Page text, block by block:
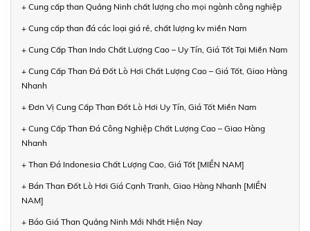
+ Cung cấp than Quảng Ninh chất lượng cho mọi ngành công nghiệp
+ Cung cấp than đá các loại giá rẻ, chất lượng kv miền Nam
+ Cung Cấp Than Indo Chất Lượng Cao – Uy Tín, Giá Tốt Tại Miền Nam
+ Cung Cấp Than Đá Đốt Lò Hơi Chất Lượng Cao – Giá Tốt, Giao Hàng
Nhanh
+ Đơn Vị Cung Cấp Than Đốt Lò Hơi Uy Tín, Giá Tốt Miền Nam
+ Cung Cấp Than Đá Công Nghiệp Chất Lượng Cao – Giao Hàng
Nhanh
+ Than Đá Indonesia Chất Lượng Cao, Giá Tốt [MIỀN NAM]
+ Bán Than Đốt Lò Hơi Giá Cạnh Tranh, Giao Hàng Nhanh [MIỀN
NAM]
+ Báo Giá Than Quảng Ninh Mới Nhất Hiện Nay